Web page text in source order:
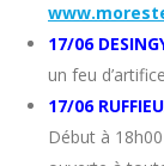
17/06
un feu
17/06
Début à